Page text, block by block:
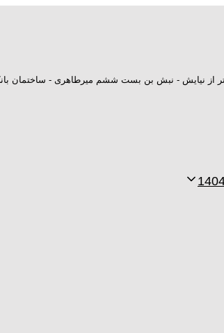
از نیایش - نبش بن بست ششم میرطاهری - ساختمان